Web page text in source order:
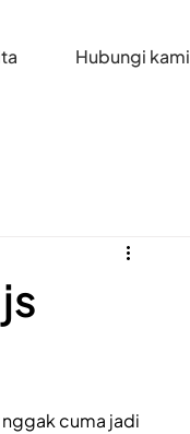
Hubungi kami
cuma jadi